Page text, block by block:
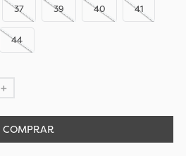
37 39 40 41
44
＋
COMPRAR